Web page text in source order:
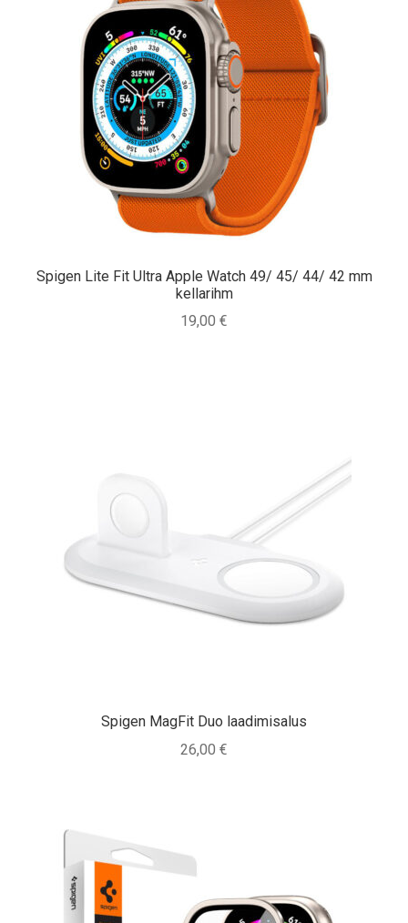
Spigen Lite Fit Ultra Apple Watch 49/ 45/ 44/ 42 mm
kellarihm
19,00 €
Spigen MagFit Duo laadimisalus
26,00 €